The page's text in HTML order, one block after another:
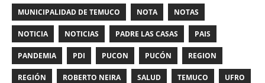
MUNICIPALIDAD DE TEMUCO NOTA NOTAS
NOTICIA NOTICIAS PADRE LAS CASAS PAIS
PANDEMIA PDI PUCON PUCÓN REGION
REGIÓN ROBERTO NEIRA SALUD TEMUCO UFRO